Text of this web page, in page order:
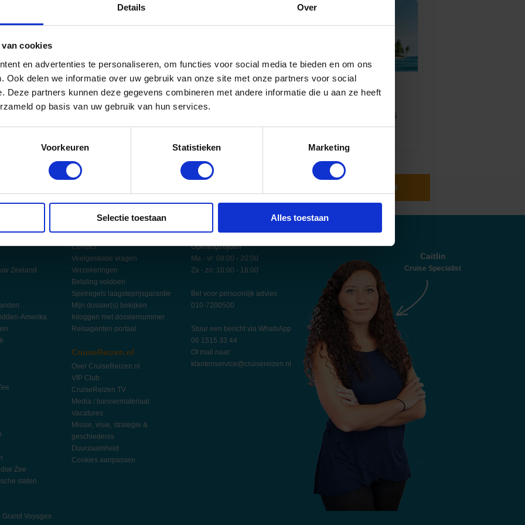
Details Over
cookies
en advertenties te personaliseren, om functies voor social media te bieden en om ons
Ook delen we informatie over uw gebruik van onze site met onze partners voor social
Deze partners kunnen deze gegevens combineren met andere informatie die u aan ze heeft
op basis van uw gebruik van hun services.
Voorkeuren Statistieken Marketing
Selectie toestaan Alles toestaan
en kwaliteit
bekend om hun uitzonderlijke klantvriendelijkheid waarbij het
assortiment aan eten en wijn en de exclusieve kunstcollecties aan
bestemmingen
Geplaatst op: 26-08-2025
INSCHRIJVEN
Zeeland
Amerika
Zee
staten
Voyages
Service
Contact
Veelgestelde vragen
Verzekeringen
Betaling voldoen
Spelregels laagsteprijsgarantie
Mijn dossier(s) bekijken
Inloggen met dossiernummer
Reisagenten portaal
CruiseReizen.nl
Over CruiseReizen.nl
VIP Club
CruiseReizen TV
Media / bannermateriaal
Vacatures
Missie, visie, strategie &
geschiedenis
Duurzaamheid
Cookies aanpassen
Direct advies
Openingstijden
Ma - vr: 09:00 - 20:00
Za - zo: 10:00 - 18:00
Bel voor persoonlijk advies
010-7200500
Stuur een bericht via WhatsApp
06 1515 33 44
Of mail naar:
klantenservice@cruisereizen.nl
Caitlin
Cruise Specialist